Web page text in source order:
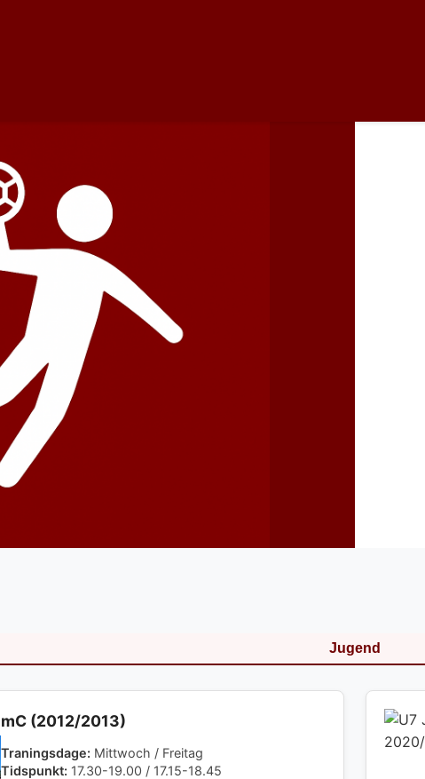
Jugend
mC (2012/2013)
Traningsdage: Mittwoch / Freitag
Tidspunkt: 17.30-19.00 / 17.15-18.45